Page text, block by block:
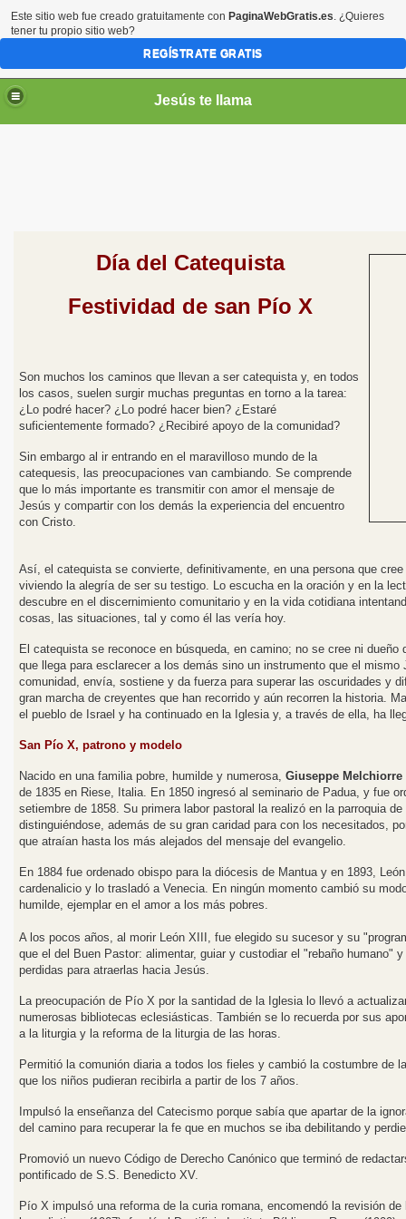
Jesús te llama
Día del Catequista
Festividad de san Pío X
Son muchos los caminos que llevan a ser catequista y, en todos
los casos, suelen surgir muchas preguntas en torno a la tarea:
¿Lo podré hacer? ¿Lo podré hacer bien? ¿Estaré
suficientemente formado? ¿Recibiré apoyo de la comunidad?
Sin embargo al ir entrando en el maravilloso mundo de la
catequesis, las preocupaciones van cambiando. Se comprende
que lo más importante es transmitir con amor el mensaje de
Jesús y compartir con los demás la experiencia del encuentro
con Cristo.
Así, el catequista se convierte, definitivamente, en una persona que
viviendo la alegría de ser su testigo. Lo escucha en la oración y en la
descubre en el discernimiento comunitario y en la vida cotidiana
cosas, las situaciones, tal y como él las vería hoy.
El catequista se reconoce en búsqueda, en camino; no se cree ni dueño
que llega para esclarecer a los demás sino un instrumento que el mismo
comunidad, envía, sostiene y da fuerza para superar las oscuridades y
gran marcha de creyentes que han recorrido y aún recorren la historia.
el pueblo de Israel y ha continuado en la Iglesia y, a través de ella, ha
San Pío X, patrono y modelo
Nacido en una familia pobre, humilde y numerosa, Giuseppe Melchiorre
de 1835 en Riese, Italia. En 1850 ingresó al seminario de Padua, y fue
setiembre de 1858. Su primera labor pastoral la realizó en la parroquia
distinguiéndose, además de su gran caridad para con los necesitados,
que atraían hasta los más alejados del mensaje del evangelio.
En 1884 fue ordenado obispo para la diócesis de Mantua y en 1893,
cardenalicio y lo trasladó a Venecia. En ningún momento cambió su
humilde, ejemplar en el amor a los más pobres.
A los pocos años, al morir León XIII, fue elegido su sucesor y su
que el del Buen Pastor: alimentar, guiar y custodiar el "rebaño humano"
perdidas para atraerlas hacia Jesús.
La preocupación de Pío X por la santidad de la Iglesia lo llevó a
numerosas bibliotecas eclesiásticas. También se lo recuerda por sus
a la liturgia y la reforma de la liturgia de las horas.
Permitió la comunión diaria a todos los fieles y cambió la costumbre de
que los niños pudieran recibirla a partir de los 7 años.
Impulsó la enseñanza del Catecismo porque sabía que apartar de la
del camino para recuperar la fe que en muchos se iba debilitando y
Promovió un nuevo Código de Derecho Canónico que terminó de
pontificado de S.S. Benedicto XV.
Pío X impulsó una reforma de la curia romana, encomendó la revisión
Rosario
Este sitio web fue creado gratuitamente con PaginaWebGratis.es. ¿Quieres
tener tu propio sitio web?
REGÍSTRATE GRATIS